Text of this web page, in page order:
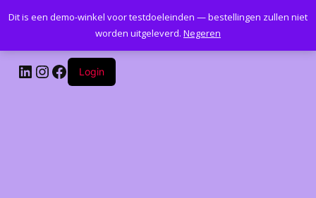
Kantoormeubelenplus.com
LinkedIn
Instagram
Facebook
Login
Dit is een demo-winkel voor testdoeleinden — bestellingen zullen niet
worden uitgeleverd. Negeren